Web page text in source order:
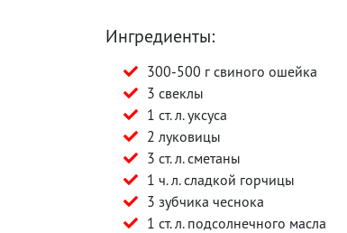
Ингредиенты:
300-500 г свиного ошейка
3 свеклы
1 ст. л. уксуса
2 луковицы
3 ст. л. сметаны
1 ч. л. сладкой горчицы
3 зубчика чеснока
1 ст. л. подсолнечного масла